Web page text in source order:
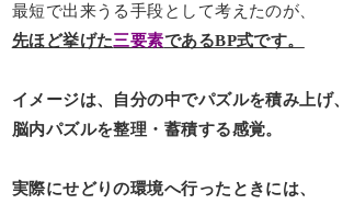
最短で出来うる手段として考えたのが、
先ほど挙げた三要素であるBP式です。
イメージは、自分の中でパズルを積み上げ、
脳内パズルを整理・蓄積する感覚。
実際にせどりの環境へ行ったときには、